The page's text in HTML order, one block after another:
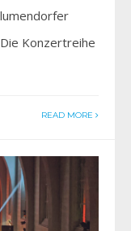
Konzertreihe
READ MORE